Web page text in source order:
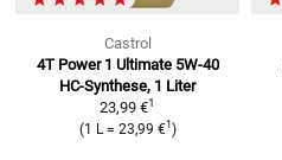
Castrol
4T Power 1 Ultimate 5W-40
HC-Synthese, 1 Liter
23,99 €1
(1 L= 23,99 €1 )